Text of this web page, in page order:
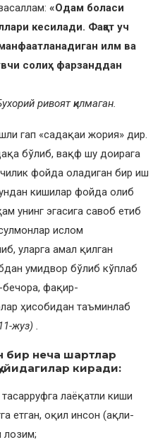
«Одам боласи
кесилади. Фақат уч
илм ва
солиҳ фарзанддан
ривоят қилмаган.
гап «садақаи жория» дир.
бўлиб, вақф шу доирага
фойда оладиган бир иш
кишилар фойда олиб
унинг эгасига савоб етиб
ислом
уларга амал қилган
умидвор бўлиб кўплаб
бечора, фақир-
ҳисобидан таъминлаб
жуз) .
бир неча шартлар
киради:
лаёқатли киши
етган, оқил инсон (ақли-
лозим;